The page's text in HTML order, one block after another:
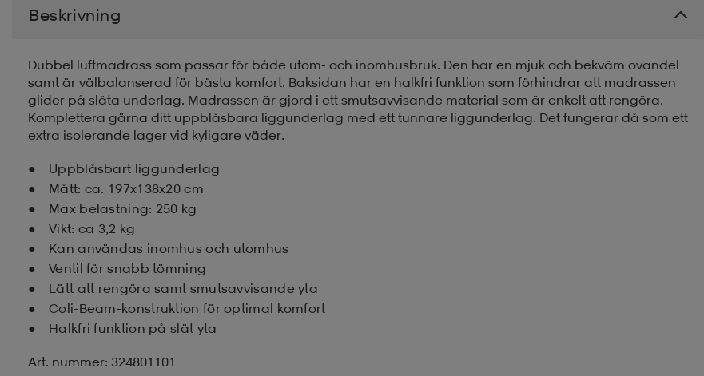
Beskrivning
Dubbel luftmadrass som passar för både utom- och inomhusbruk. Den har en mjuk och bekväm ovandel
samt är välbalanserad för bästa komfort. Baksidan har en halkfri funktion som förhindrar att madrassen
glider på släta underlag. Madrassen är gjord i ett smutsavvisande material som är enkelt att rengöra.
Komplettera gärna ditt uppblåsbara liggunderlag med ett tunnare liggunderlag. Det fungerar då som ett
extra isolerande lager vid kyligare väder.
Uppblåsbart liggunderlag
Mått: ca. 197x138x20 cm
Max belastning: 250 kg
Vikt: ca 3,2 kg
Kan användas inomhus och utomhus
Ventil för snabb tömning
Lätt att rengöra samt smutsavvisande yta
Coli-Beam-konstruktion för optimal komfort
Halkfri funktion på slät yta
Art. nummer: 324801101